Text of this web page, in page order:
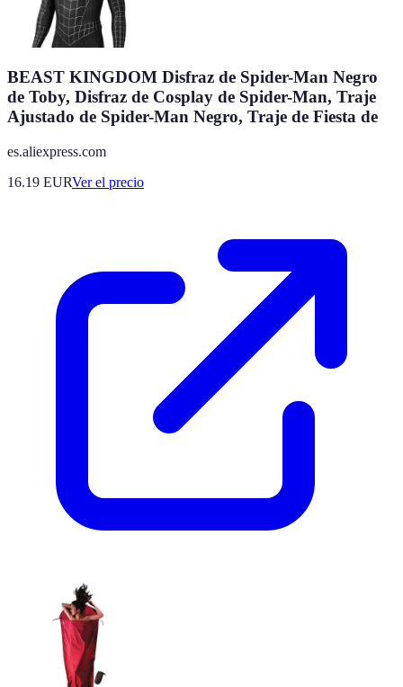
BEAST KINGDOM Disfraz de Spider-Man Negro
de Toby, Disfraz de Cosplay de Spider-Man, Traje
Ajustado de Spider-Man Negro, Traje de Fiesta de
es.aliexpress.com
16.19 EURVer el precio